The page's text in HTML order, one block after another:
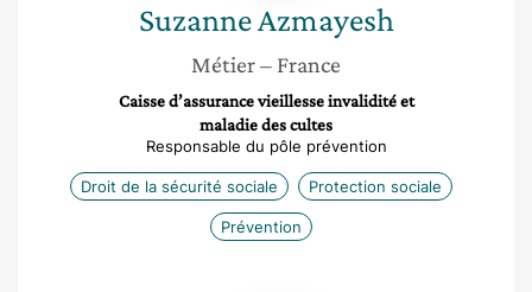
SuzanneAzmayesh
Métier– France
Caisse d’assurance vieillesse invalidité et
maladie des cultes
Responsable du pôle prévention
Droit de la sécurité sociale Protection sociale
Prévention